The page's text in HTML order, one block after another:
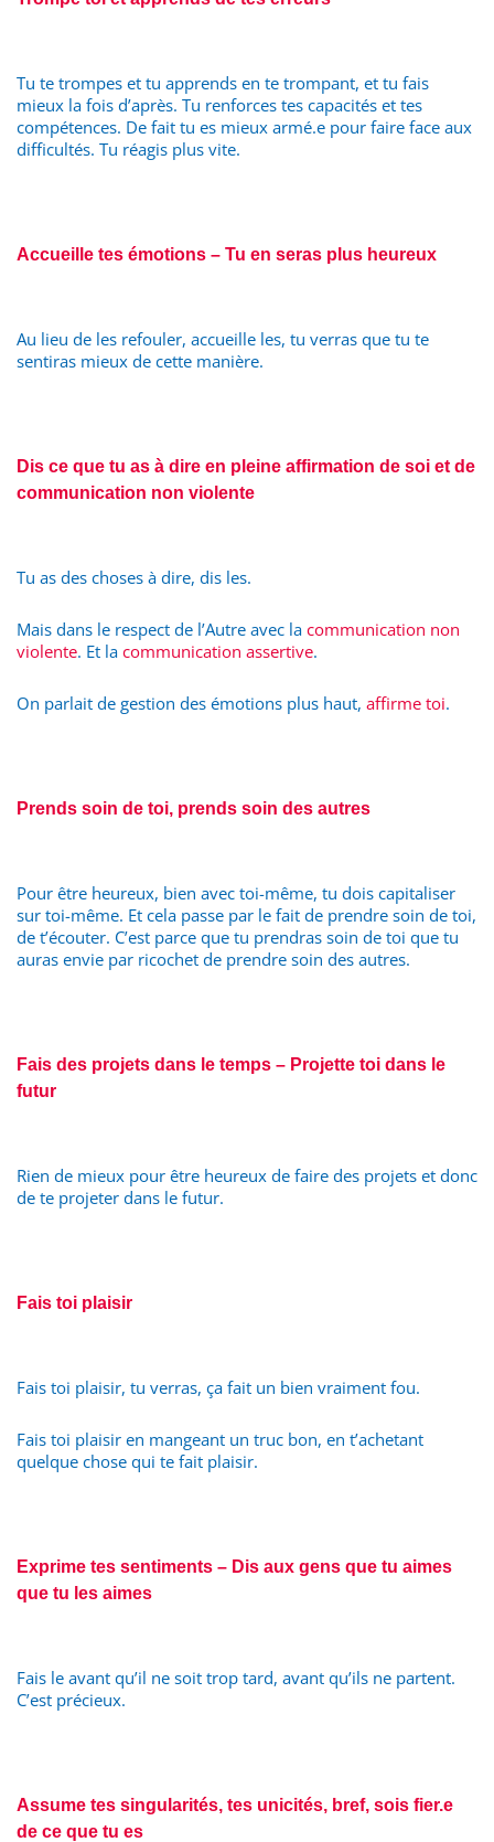
Tu te trompes et tu apprends en te trompant, et tu fais
mieux la fois d’après. Tu renforces tes capacités et tes
compétences. De fait tu es mieux armé.e pour faire face aux
difficultés. Tu réagis plus vite.
Accueille tes émotions – Tu en seras plus heureux
Au lieu de les refouler, accueille les, tu verras que tu te
sentiras mieux de cette manière.
Dis ce que tu as à dire en pleine affirmation de soi et de
communication non violente
Tu as des choses à dire, dis les.
Mais dans le respect de l’Autre avec la communication non
violente. Et la communication assertive.
On parlait de gestion des émotions plus haut, affirme toi.
Prends soin de toi, prends soin des autres
Pour être heureux, bien avec toi-même, tu dois capitaliser
sur toi-même. Et cela passe par le fait de prendre soin de toi,
de t’écouter. C’est parce que tu prendras soin de toi que tu
auras envie par ricochet de prendre soin des autres.
Fais des projets dans le temps – Projette toi dans le
futur
Rien de mieux pour être heureux de faire des projets et donc
de te projeter dans le futur.
Fais toi plaisir
Fais toi plaisir, tu verras, ça fait un bien vraiment fou.
Fais toi plaisir en mangeant un truc bon, en t’achetant
quelque chose qui te fait plaisir.
Exprime tes sentiments – Dis aux gens que tu aimes
que tu les aimes
Fais le avant qu’il ne soit trop tard, avant qu’ils ne partent.
C’est précieux.
Assume tes singularités, tes unicités, bref, sois fier.e
de ce que tu es